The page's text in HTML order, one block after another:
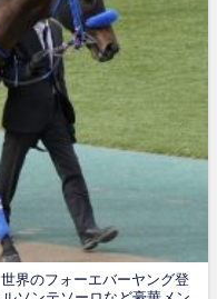
界のフォーエバーヤング登